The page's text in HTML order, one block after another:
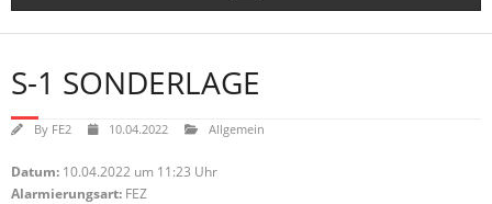
S-1 SONDERLAGE
By FE2 10.04.2022 Allgemein
Datum: 10.04.2022 um 11:23 Uhr
Alarmierungsart: FEZ